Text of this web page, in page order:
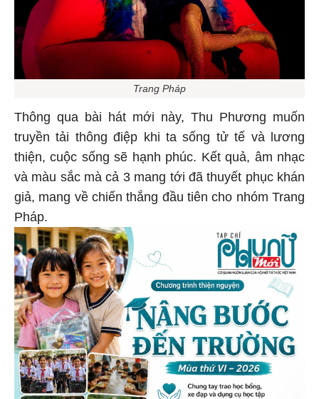
Trang Pháp
Thông qua bài hát mới này, Thu Phương muốn
truyền tải thông điệp khi ta sống tử tế và lương
thiện, cuộc sống sẽ hạnh phúc. Kết quả, âm nhạc
và màu sắc mà cả 3 mang tới đã thuyết phục khán
giả, mang về chiến thắng đầu tiên cho nhóm Trang
Pháp.